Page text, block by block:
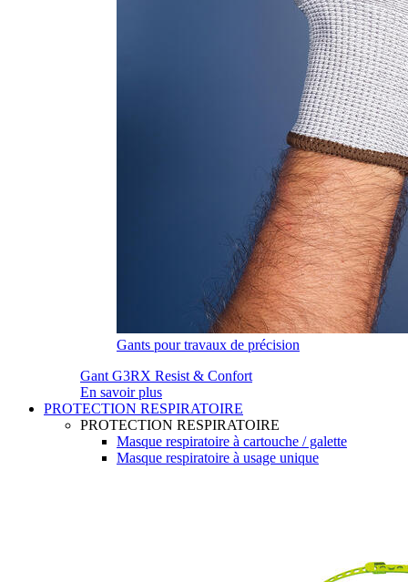
Gants pour travaux de précision
Gant G3RX Resist & Confort
En savoir plus
PROTECTION RESPIRATOIRE
PROTECTION RESPIRATOIRE
Masque respiratoire à cartouche / galette
Masque respiratoire à usage unique